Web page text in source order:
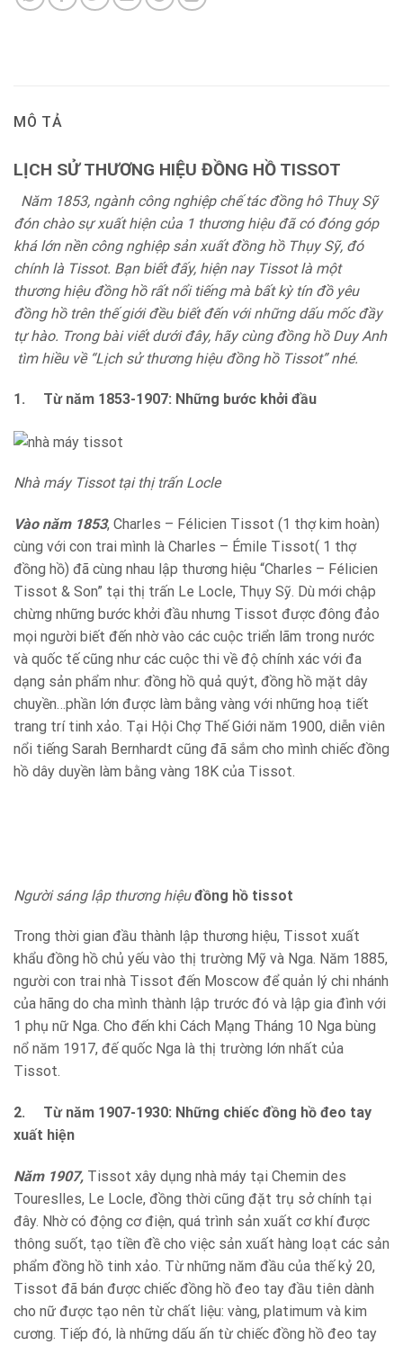
MÔ TẢ
LỊCH SỬ THƯƠNG HIỆU ĐỒNG HỒ TISSOT
Năm 1853, ngành công nghiệp chế tác đồng hô Thuỵ Sỹ
đón chào sự xuất hiện của 1 thương hiệu đã có đóng góp
khá lớn nền công nghiệp sản xuất đồng hồ Thụy Sỹ, đó
chính là Tissot. Bạn biết đấy, hiện nay Tissot là một
thương hiệu đồng hồ rất nổi tiếng mà bất kỳ tín đồ yêu
đồng hồ trên thế giới đều biết đến với những dấu mốc đầy
tự hào. Trong bài viết dưới đây, hãy cùng đồng hồ Duy Anh
tìm hiều về “Lịch sử thương hiệu đồng hồ Tissot” nhé.
1. Từ năm 1853-1907: Những bước khởi đầu
Nhà máy Tissot tại thị trấn Locle
Vào năm 1853, Charles – Félicien Tissot (1 thợ kim hoàn)
cùng với con trai mình là Charles – Émile Tissot( 1 thợ
đồng hồ) đã cùng nhau lập thương hiệu “Charles – Félicien
Tissot & Son” tại thị trấn Le Locle, Thụy Sỹ. Dù mới chập
chừng những bước khởi đầu nhưng Tissot được đông đảo
mọi người biết đến nhờ vào các cuộc triển lãm trong nước
và quốc tế cũng như các cuộc thi về độ chính xác với đa
dạng sản phẩm như: đồng hồ quả quýt, đồng hồ mặt dây
chuyền…phần lớn được làm bằng vàng với những hoạ tiết
trang trí tinh xảo. Tại Hội Chợ Thế Giới năm 1900, diễn viên
nổi tiếng Sarah Bernhardt cũng đã sắm cho mình chiếc đồng
hồ dây duyền làm bằng vàng 18K của Tissot.
Người sáng lập thương hiệuđồng hồ tissot
Trong thời gian đầu thành lập thương hiệu, Tissot xuất
khẩu đồng hồ chủ yếu vào thị trường Mỹ và Nga. Năm 1885,
người con trai nhà Tissot đến Moscow để quản lý chi nhánh
của hãng do cha mình thành lập trước đó và lập gia đình với
1 phụ nữ Nga. Cho đến khi Cách Mạng Tháng 10 Nga bùng
nổ năm 1917, đế quốc Nga là thị trường lớn nhất của
Tissot.
2. Từ năm 1907-1930: Những chiếc đồng hồ đeo tay
xuất hiện
Năm 1907, Tissot xây dụng nhà máy tại Chemin des
Toureslles, Le Locle, đồng thời cũng đặt trụ sở chính tại
đây. Nhờ có động cơ điện, quá trình sản xuất cơ khí được
thông suốt, tạo tiền đề cho việc sản xuất hàng loạt các sản
phẩm đồng hồ tinh xảo. Từ những năm đầu của thế kỷ 20,
Tissot đã bán được chiếc đồng hồ đeo tay đầu tiên dành
cho nữ được tạo nên từ chất liệu: vàng, platimum và kim
cương. Tiếp đó, là những dấu ấn từ chiếc đồng hồ đeo tay